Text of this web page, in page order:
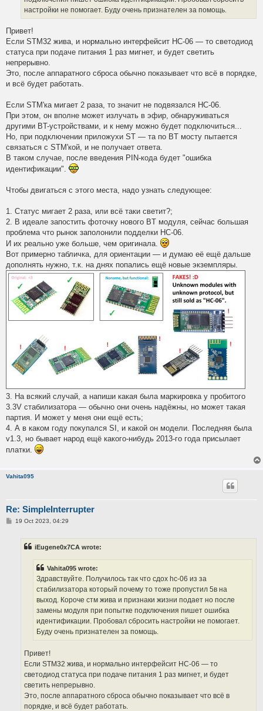
настройки не помогает. Буду очень признателен за помощь.
Привет!
Если STM32 жива, и нормально интерфейсит HC-06 — то светодиод
статуса при подаче питания 1 раз мигнет, и будет светить
непрерывно.
Это, после аппаратного сброса обычно показывает что всё в порядке,
и всё будет работать.
Если STM'ка мигает 2 раза, то значит не подвязался HC-06.
При этом, он вполне может излучать в эфир, обнаруживаться
другими BT-устройствами, и к нему можно будет подключиться...
Но, при подключении приложухи ST — та по BT мосту пытается
связаться с STM'кой, и не получает ответа.
В таком случае, после введения PIN-кода будет "ошибка
идентификации".
Чтобы двигаться с этого места, надо узнать следующее:
1. Статус мигает 2 раза, или всё таки светит?;
2. В идеале запостить фоточку нового BT модуля, сейчас большая
проблема что рынок заполонили подделки HC-06.
И их реально уже больше, чем оригинала.
Вот примерно табличка, для ориентации — и думаю её ещё дальше
дополнять нужно, т.к. на днях попались ещё новые экземпляры.
3. На всякий случай, а напиши какая была маркировка у пробитого
3.3V стабилизатора — обычно они очень надёжны, но может такая
партия. И может у меня они ещё есть;
4. А в каком году покупался SI, и какой он модели. Последняя была
v1.3, но бывает народ ещё какого-нибудь 2013-го года присылает
платки.
Vahita095
Re: SimpleInterrupter
P19 Oct 2023, 04:29
iEugene0x7CA wrote:
Vahita095 wrote:
Здравствуйте. Получилось так что сдох hc-06 из за
стабилизатора который почему то тоже пропустил 5в на
выход. Короче стм жива и признаки жизни подает но после
замены модуля при попытке подключения пишет ошибка
идентификации. Пробовал сбросить настройки не помогает.
Буду очень признателен за помощь.
Привет!
Если STM32 жива, и нормально интерфейсит HC-06 — то
светодиод статуса при подаче питания 1 раз мигнет, и будет
светить непрерывно.
Это, после аппаратного сброса обычно показывает что всё в
порядке, и всё будет работать.